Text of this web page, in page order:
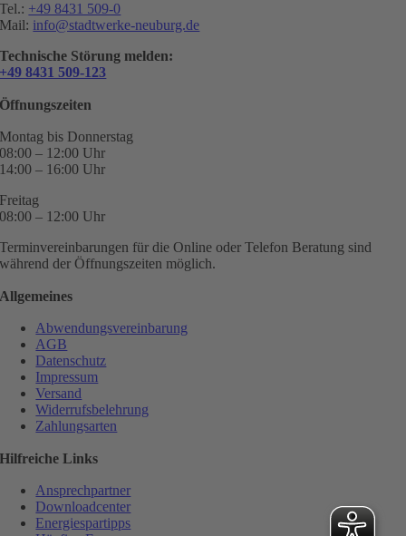
Tel.: +49 8431 509-0
Mail: info@stadtwerke-neuburg.de
Technische Störung melden:
+49 8431 509-123
Öffnungszeiten
Montag bis Donnerstag
08:00 – 12:00 Uhr
14:00 – 16:00 Uhr
Freitag
08:00 – 12:00 Uhr
Terminvereinbarungen für die Online oder Telefon Beratung sind
während der Öffnungszeiten möglich.
Allgemeines
Abwendungsvereinbarung
AGB
Datenschutz
Impressum
Versand
Widerrufsbelehrung
Zahlungsarten
Hilfreiche Links
Ansprechpartner
Downloadcenter
Energiespartipps